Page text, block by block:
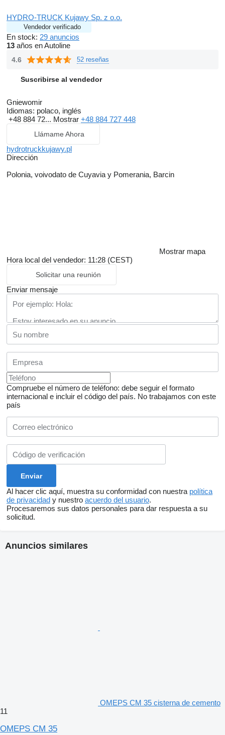
HYDRO-TRUCK Kujawy Sp. z o.o.
Vendedor verificado
En stock: 29 anuncios
13 años en Autoline
4.6 52 reseñas
Suscribirse al vendedor
Gniewomir
Idiomas: polaco, inglés
+48 884 72... Mostrar +48 884 727 448
Llámame Ahora
hydrotruckkujawy.pl
Dirección
Polonia, voivodato de Cuyavia y Pomerania, Barcin
Mostrar mapa
Hora local del vendedor: 11:28 (CEST)
Solicitar una reunión
Enviar mensaje
Compruebe el número de teléfono: debe seguir el formato
internacional e incluir el código del país. No trabajamos con este
país
Al hacer clic aquí, muestra su conformidad con nuestra política
de privacidad y nuestro acuerdo del usuario.
Procesaremos sus datos personales para dar respuesta a su
solicitud.
Anuncios similares
OMEPS CM 35 cisterna de cemento
11
OMEPS CM 35